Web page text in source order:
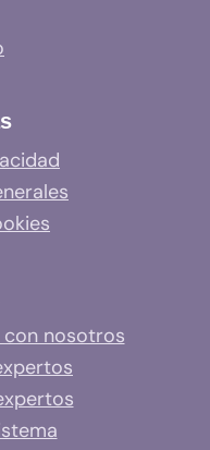
con nosotros